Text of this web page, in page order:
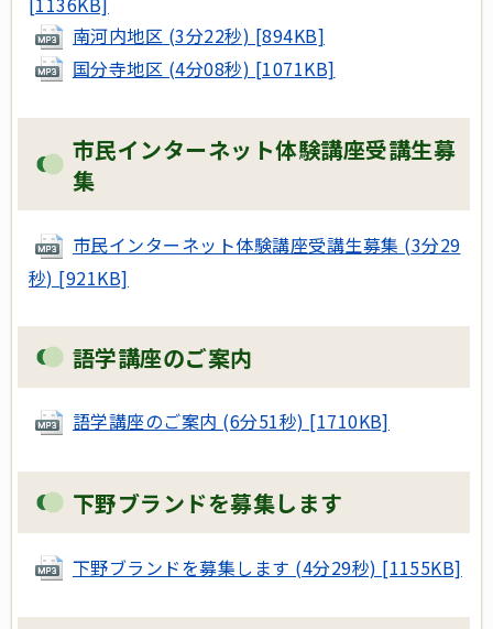
南河内地区 (3分22秒) [894KB]
国分寺地区 (4分08秒) [1071KB]
市民インターネット体験講座受講生募
集
市民インターネット体験講座受講生募集 (3分29
秒) [921KB]
語学講座のご案内
語学講座のご案内 (6分51秒) [1710KB]
下野ブランドを募集します
下野ブランドを募集します (4分29秒) [1155KB]